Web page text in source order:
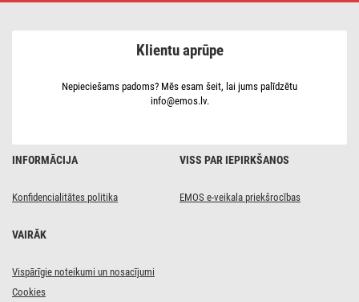
INFORMĀCIJA
Konfidencialitātes politika
VISS PAR IEPIRKŠANOS
EMOS e-veikala priekšrocības
VAIRĀK
Vispārīgie noteikumi un nosacījumi
Cookies
Klientu aprūpe
Nepieciešams padoms? Mēs esam šeit, lai jums palīdzētu
info@emos.lv.